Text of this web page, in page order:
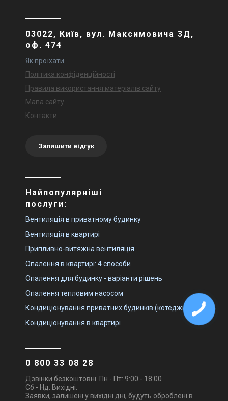
03022, Київ, вул. Максимовича 3Д,
оф. 474
Як проїхати
Політика конфіденційності
Правила використання матеріалів сайту
Мапа сайту
Контакти
Залишити відгук
Найпопулярніші
послуги:
Вентиляція в приватному будинку
Вентиляція в квартирі
Припливно-витяжна вентиляція
Опалення в квартирі: 4 способи
Опалення для будинку - варіанти рішень
Опалення тепловим насосом
Кондиціонування приватних будинків (котеджів)
Кондиціонування в квартирі
0 800 33 08 28
Дзвінки безкоштовні. Пн - Пт: 9:00 - 18:00
Сб - Нд: Вихідні.
Заявки, залишені у вихідні дні, будуть оброблені в